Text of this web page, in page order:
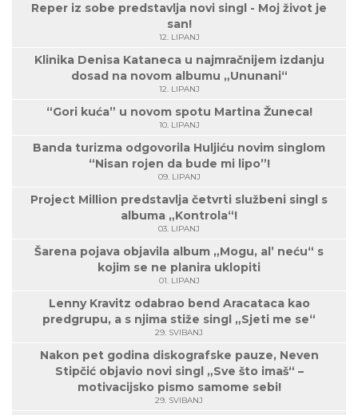
Reper iz sobe predstavlja novi singl - Moj život je
san!
12. LIPANJ
Klinika Denisa Kataneca u najmračnijem izdanju
dosad na novom albumu „Ununani“
12. LIPANJ
“Gori kuća” u novom spotu Martina Žuneca!
10. LIPANJ
Banda turizma odgovorila Huljiću novim singlom
“Nisan rojen da bude mi lipo”!
09. LIPANJ
Project Million predstavlja četvrti službeni singl s
albuma „Kontrola“!
03. LIPANJ
Šarena pojava objavila album „Mogu, al’ neću“ s
kojim se ne planira uklopiti
01. LIPANJ
Lenny Kravitz odabrao bend Aracataca kao
predgrupu, a s njima stiže singl „Sjeti me se“
29. SVIBANJ
Nakon pet godina diskografske pauze, Neven
Stipčić objavio novi singl „Sve što imaš“ –
motivacijsko pismo samome sebi!
29. SVIBANJ